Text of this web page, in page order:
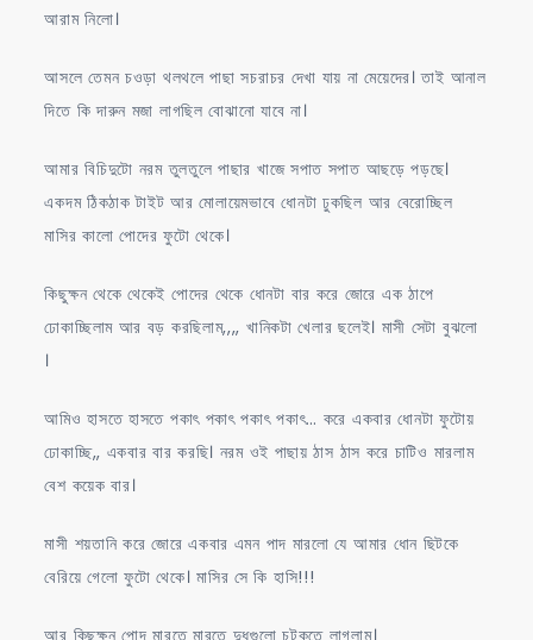
আরাম নিলো।
আসলে তেমন চওড়া থলথলে পাছা সচরাচর দেখা যায় না মেয়েদের। তাই আনাল
দিতে কি দারুন মজা লাগছিল বোঝানো যাবে না।
আমার বিচিদুটো নরম তুলতুলে পাছার খাজে সপাত সপাত আছড়ে পড়ছে।
একদম ঠিকঠাক টাইট আর মোলায়েমভাবে ধোনটা ঢুকছিল আর বেরোচ্ছিল
মাসির কালো পোদের ফুটো থেকে।
কিছুক্ষন থেকে থেকেই পোদের থেকে ধোনটা বার করে জোরে এক ঠাপে
ঢোকাচ্ছিলাম আর বড় করছিলাম,,,, খানিকটা খেলার ছলেই। মাসী সেটা বুঝলো
।
আমিও হাসতে হাসতে পকাৎ পকাৎ পকাৎ পকাৎ… করে একবার ধোনটা ফুটোয়
ঢোকাচ্ছি,, একবার বার করছি। নরম ওই পাছায় ঠাস ঠাস করে চাটিও মারলাম
বেশ কয়েক বার।
মাসী শয়তানি করে জোরে একবার এমন পাদ মারলো যে আমার ধোন ছিটকে
বেরিয়ে গেলো ফুটো থেকে। মাসির সে কি হাসি!!!